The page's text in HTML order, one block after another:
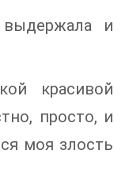
и
красивой
просто, и
моя злость